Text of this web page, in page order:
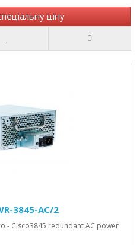
ціну
3845-AC/2
- Cisco3845 redundant AC power